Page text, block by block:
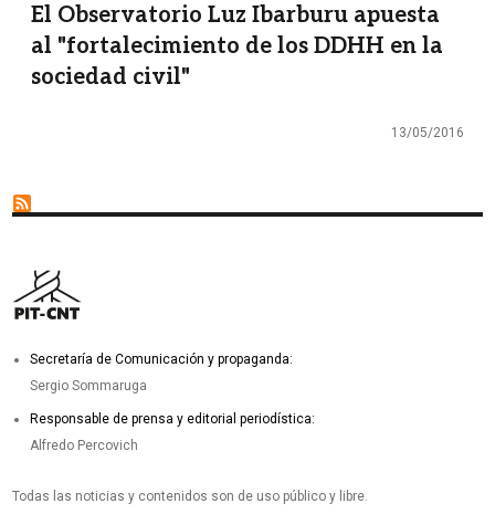
El Observatorio Luz Ibarburu apuesta
al "fortalecimiento de los DDHH en la
sociedad civil"
13/05/2016
Secretaría de Comunicación y propaganda:
Sergio Sommaruga
Responsable de prensa y editorial periodística:
Alfredo Percovich
Todas las noticias y contenidos son de uso público y libre.